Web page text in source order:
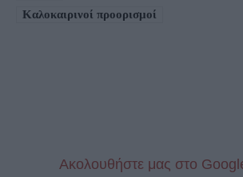
Καλοκαιρινοί προορισμοί
Aκολουθήστε μας στo